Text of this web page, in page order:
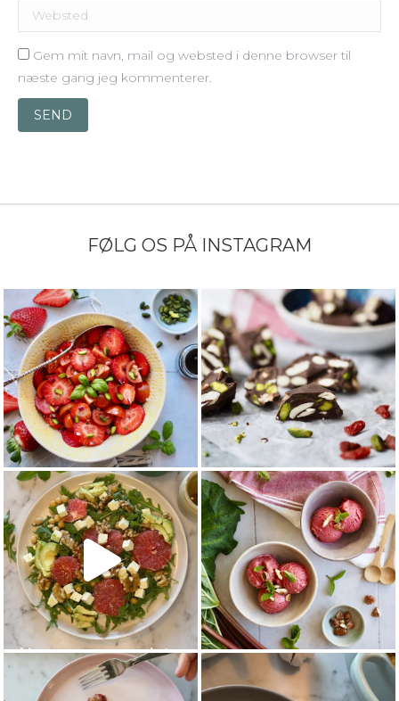
Websted
Gem mit navn, mail og websted i denne browser til
næste gang jeg kommenterer.
SEND
FØLG OS PÅ INSTAGRAM